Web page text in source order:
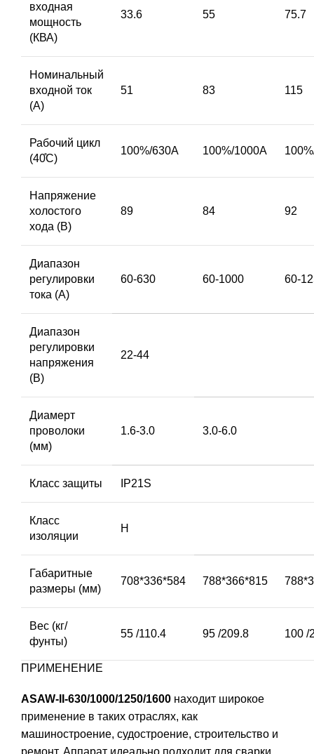
входная
мощность
(КВА)
33.6 55 75.7
Номинальный
входной ток
(А)
51 83 115
Рабочий цикл
(40̊C)
100%/630A 100%/1000A
Напряжение
холостого
хода (В)
89 84 92
Диапазон
регулировки
тока (А)
60-630 60-1000 60-
Диапазон
регулировки
напряжения
(В)
22-44
Диамерт
проволоки
(мм)
1.6-3.0 3.0-6.0
Класс защиты IP21S
Класс
изоляции
H
Габаритные
размеры (мм)
708*336*584 788*366*815
Вес (кг/
фунты)
55 /110.4 95 /209.8 100 /
ПРИМЕНЕНИЕ
ASAW-II-630/1000/1250/1600 находит широкое
применение в таких отраслях, как
машиностроение, судостроение, строительство и